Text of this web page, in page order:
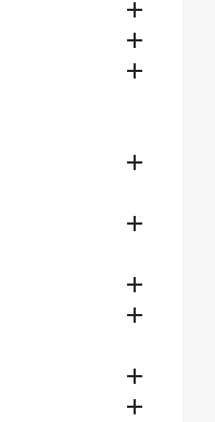








